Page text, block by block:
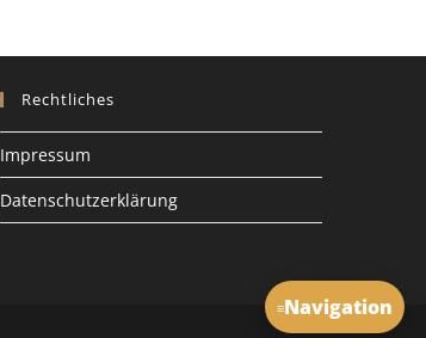
Rechtliches
Impressum
Datenschutzerklärung
≡Navigation